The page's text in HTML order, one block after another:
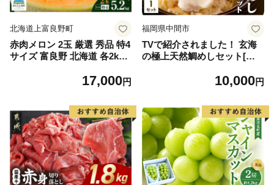
北海道上富良野町
赤肉メロン 2玉 厳選 秀品 特4
サイズ 富良野 北海道 各2kg
富良野 メロン めろん 果物 く
17,000円
福岡県中間市
TVで紹介されました！ 玄海
の極上天然鯛めしセット[鯛
だし]【010-0001】10,000円